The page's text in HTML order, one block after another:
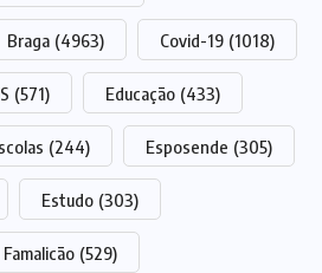
Braga (4963) Covid-19 (1018)
(571) Educação (433)
(244) Esposende (305)
Estudo (303)
Famalicão (529)